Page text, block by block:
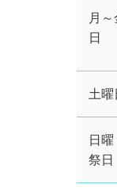
月
日
土曜
日
祭日